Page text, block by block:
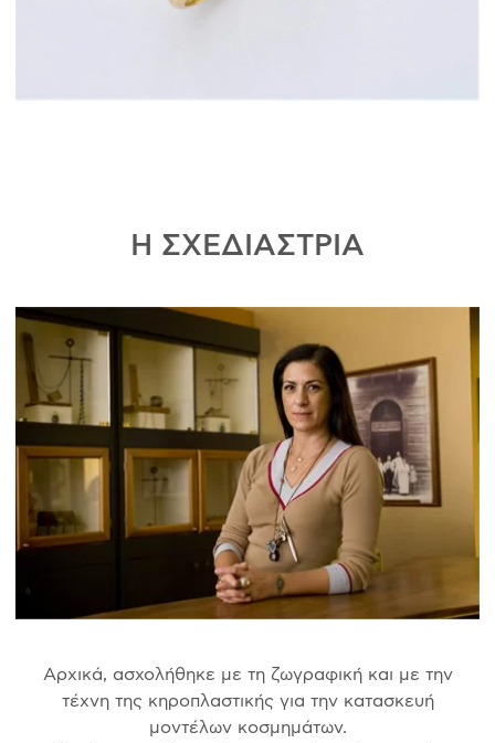
Η ΣΧΕΔΙΑΣΤΡΙΑ
Αρχικά, ασχολήθηκε με τη ζωγραφική και με την
τέχνη της κηροπλαστικής για την κατασκευή
μοντέλων κοσμημάτων.